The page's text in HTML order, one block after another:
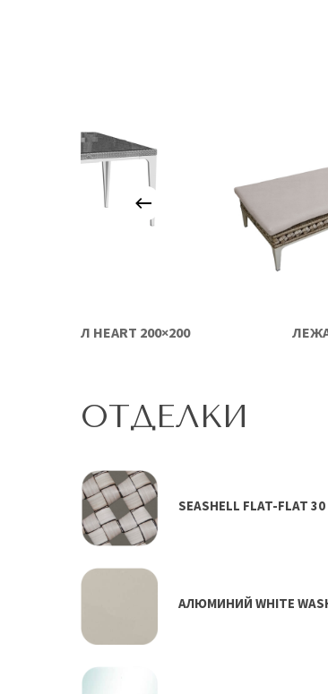
СТОЛ HEART 200×200
ОТДЕЛКИ
SEASHELL FLAT-FLAT
АЛЮМИНИЙ WHITE